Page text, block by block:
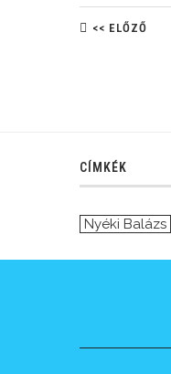
<< ELŐZŐ
CÍMKÉK
Nyéki Balázs